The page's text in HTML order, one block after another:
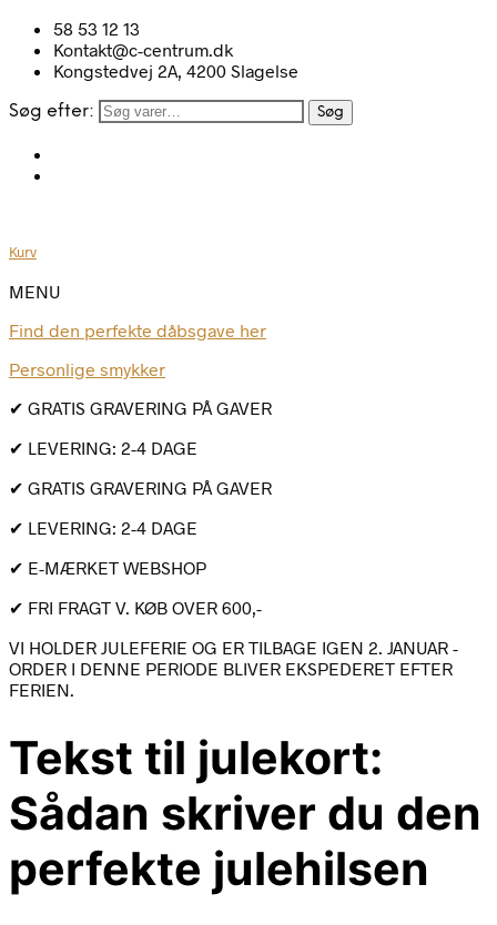
58 53 12 13
Kontakt@c-centrum.dk
Kongstedvej 2A, 4200 Slagelse
Søg efter: Søg
Kurv
MENU
Find den perfekte dåbsgave her
Personlige smykker
✔ GRATIS GRAVERING PÅ GAVER
✔ LEVERING: 2-4 DAGE
✔ GRATIS GRAVERING PÅ GAVER
✔ LEVERING: 2-4 DAGE
✔ E-MÆRKET WEBSHOP
✔ FRI FRAGT V. KØB OVER 600,-
VI HOLDER JULEFERIE OG ER TILBAGE IGEN 2. JANUAR -
ORDER I DENNE PERIODE BLIVER EKSPEDERET EFTER
FERIEN.
Tekst til julekort:
Sådan skriver du den
perfekte julehilsen